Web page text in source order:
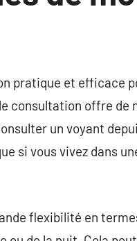
pratique et efficace
consultation offre de
un voyant
si vous vivez dans
flexibilité en